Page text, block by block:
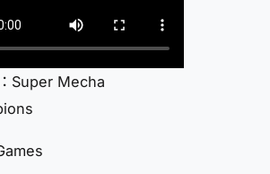
Super Mecha